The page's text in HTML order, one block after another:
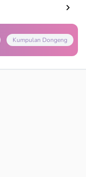
Kumpulan Dongeng